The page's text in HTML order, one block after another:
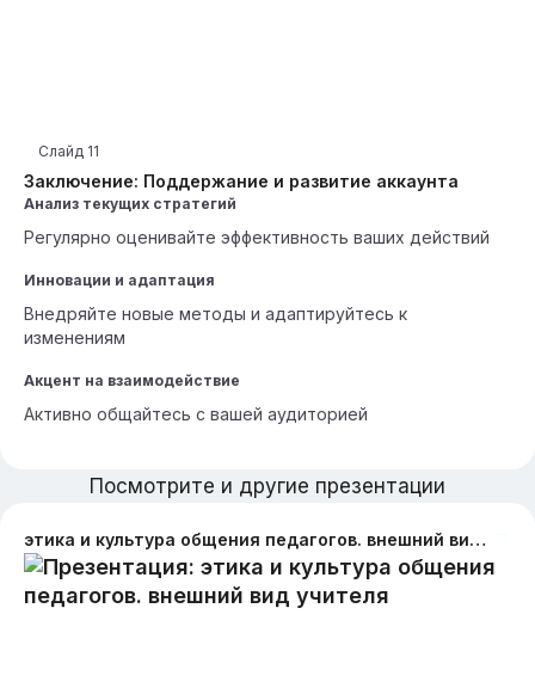
Заключение: Поддержание и развитие аккаунта
Слайд 11
Анализ текущих стратегий
Регулярно оценивайте эффективность ваших действий
Инновации и адаптация
Внедряйте новые методы и адаптируйтесь к
изменениям
Акцент на взаимодействие
Активно общайтесь с вашей аудиторией
Посмотрите и другие презентации
этика и культура общения педагогов. внешний вид учителя